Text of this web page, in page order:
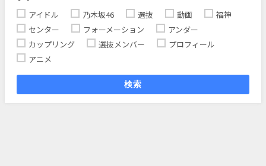
アイドル 乃木坂46 選抜 動画
福神
センター
フォーメーション
アンダー
カップリング
選抜メンバー
プロフィール
アニメ
検索